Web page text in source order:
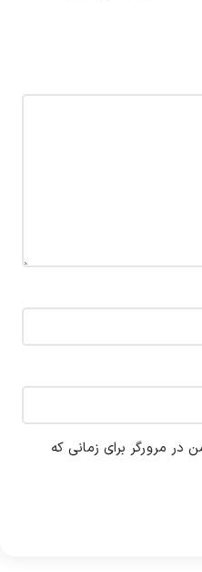
در مرورگر برای زمانی که